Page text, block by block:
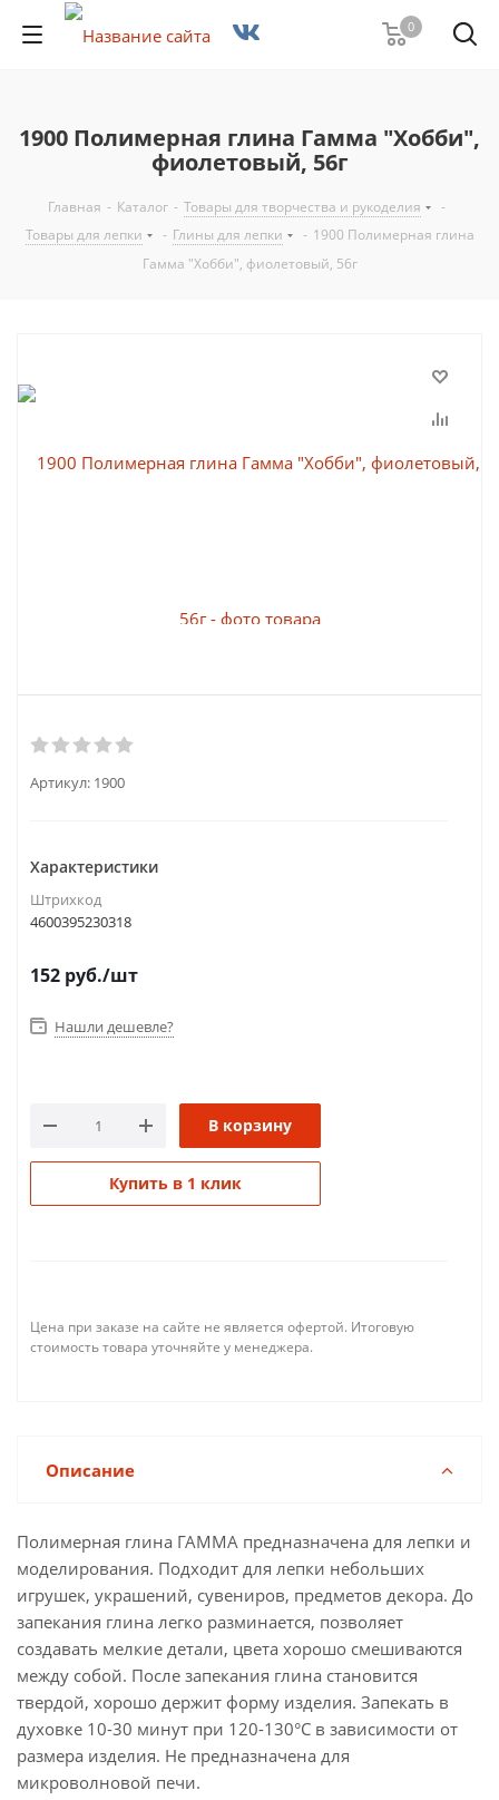
0
1900 Полимерная глина Гамма "Хобби",
фиолетовый, 56г
Главная - Каталог - Товары для творчества и рукоделия
-
Товары для лепки
- Глины для лепки - 1900 Полимерная глина
Гамма "Хобби", фиолетовый, 56г
Артикул: 1900
Характеристики
Штрихкод
4600395230318
152 руб./шт
Нашли дешевле?
В корзину
Купить в 1 клик
Цена при заказе на сайте не является офертой. Итоговую
стоимость товара уточняйте у менеджера.
Описание
Полимерная глина ГАММА предназначена для лепки и
моделирования. Подходит для лепки небольших
игрушек, украшений, сувениров, предметов декора. До
запекания глина легко разминается, позволяет
создавать мелкие детали, цвета хорошо смешиваются
между собой. После запекания глина становится
твердой, хорошо держит форму изделия. Запекать в
духовке 10-30 минут при 120-130°C в зависимости от
размера изделия. Не предназначена для
микроволновой печи.